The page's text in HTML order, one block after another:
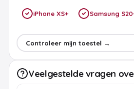
iPhone XS+ Samsung
Controleer mijn toestel →
Veelgestelde vragen